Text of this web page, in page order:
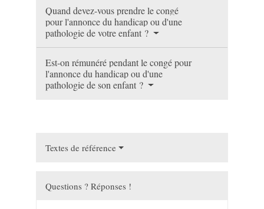
Quand devez-vous prendre le congé
pour l'annonce du handicap ou d'une
pathologie de votre enfant ?
Est-on rémunéré pendant le congé pour
l'annonce du handicap ou d'une
pathologie de son enfant ?
Textes de référence
Questions ? Réponses !